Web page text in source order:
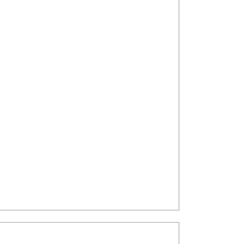
КВЕМО КАРТЛИ